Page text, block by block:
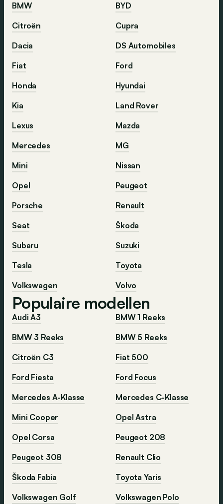
BMW
BYD
Citroën
Cupra
Dacia
DS Automobiles
Fiat
Ford
Honda
Hyundai
Kia
Land Rover
Lexus
Mazda
Mercedes
MG
Mini
Nissan
Opel
Peugeot
Porsche
Renault
Seat
Škoda
Subaru
Suzuki
Tesla
Toyota
Volkswagen
Volvo
Populaire modellen
Audi A3
BMW 1 Reeks
BMW 3 Reeks
BMW 5 Reeks
Citroën C3
Fiat 500
Ford Fiesta
Ford Focus
Mercedes A-Klasse
Mercedes C-Klasse
Mini Cooper
Opel Astra
Opel Corsa
Peugeot 208
Peugeot 308
Renault Clio
Škoda Fabia
Toyota Yaris
Volkswagen Golf
Volkswagen Polo